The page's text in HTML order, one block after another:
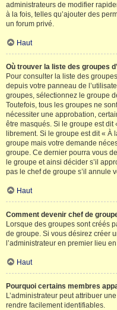
administrateurs de modifier
à la fois, telles qu’ajouter des
un forum privé.
Haut
Où trouver la liste des groupes
Pour consulter la liste des
depuis votre panneau de
groupes, sélectionnez le groupe
Toutefois, tous les groupes ne
nécessiter une approbation,
être masqués. Si le groupe est
librement. Si le groupe est dit «
groupe mais votre demande
groupe. Ce dernier pourra vous
le groupe et ainsi décider s’il
pas le chef de groupe s’il annule
Haut
Comment devenir chef de
Lorsque des groupes sont créés
de groupe. Si vous désirez créer
l’administrateur en premier lieu
Haut
Pourquoi certains membres
L’administrateur peut attribuer
rendre facilement identifiables.